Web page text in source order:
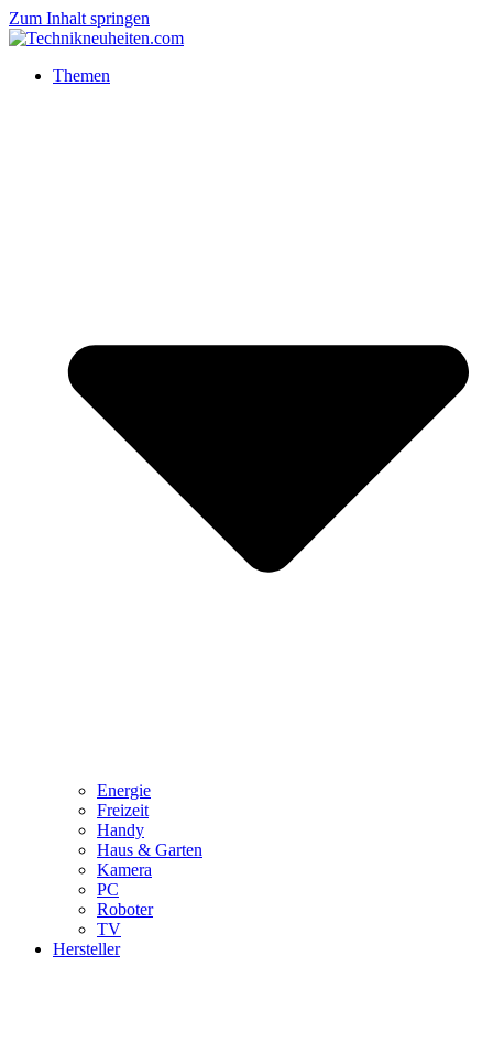
Zum Inhalt springen
Themen
Energie
Freizeit
Handy
Haus & Garten
Kamera
PC
Roboter
TV
Hersteller